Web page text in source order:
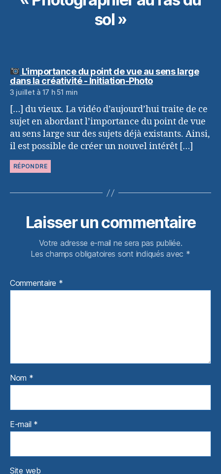
sol »
L'importance du point de vue au sens large
dans la créativité - Initiation-Photodit :
3 juillet à 17 h 51 min
[…] du vieux. La vidéo d’aujourd’hui traite de ce
sujet en abordant l’importance du point de vue
au sens large sur des sujets déjà existants. Ainsi,
il est possible de créer un nouvel intérêt […]
RÉPONDRE
Laisser un commentaire
Votre adresse e-mail ne sera pas publiée.
Les champs obligatoires sont indiqués avec *
Commentaire *
Nom *
E-mail *
Site web